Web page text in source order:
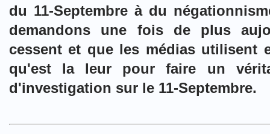
du 11-Septembre à du
demandons une fois de plus
cessent et que les médias utilisent
qu'est la leur pour faire un
d'investigation sur le 11-Septembre.